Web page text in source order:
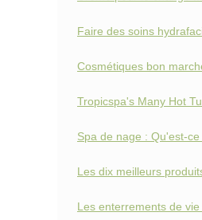
Faire des soins
Cosmétiques bon
Tropicspa's Many Hot
Spa de nage : Qu'est-ce
Les dix meilleurs
Les enterrements de vie